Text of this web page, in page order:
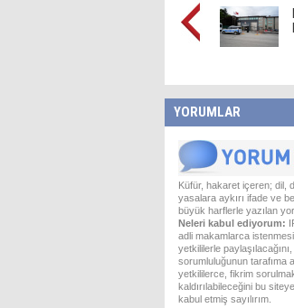
YORUMLAR
Küfür, hakaret içeren; dil,
yasalara aykırı ifade ve
büyük harflerle yazılan
Neleri kabul ediyorum:
adli makamlarca
yetkililerle
sorumluluğunun tarafıma
yetkililerce, fikrim
kaldırılabileceğini bu
kabul etmiş sayılırım.